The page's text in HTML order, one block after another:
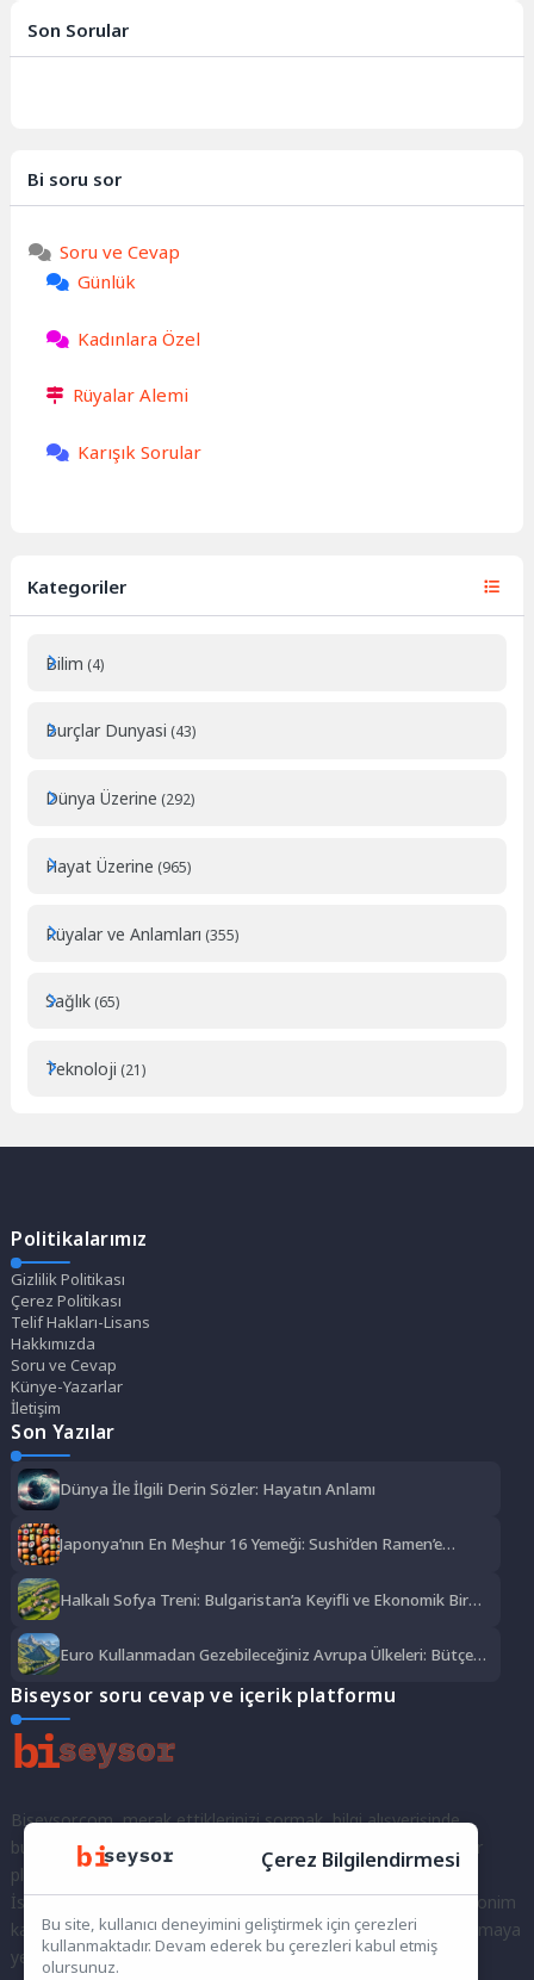
emzirmek,...
Son Sorular
Bi soru sor
Soru ve Cevap
Günlük
Kadınlara Özel
Rüyalar Alemi
Karışık Sorular
Kategoriler
Bilim (4)
Burçlar Dunyasi (43)
Dünya Üzerine (292)
Hayat Üzerine (965)
Rüyalar ve Anlamları (355)
Sağlık (65)
Teknoloji (21)
Politikalarımız
Gizlilik Politikası
Çerez Politikası
Telif Hakları-Lisans
Hakkımızda
Soru ve Cevap
Künye-Yazarlar
İletişim
Son Yazılar
Dünya İle İlgili Derin Sözler: Hayatın Anlamı
Japonya’nın En Meşhur 16 Yemeği: Sushi’den Ramen’e
Halkalı Sofya Treni: Bulgaristan’a Keyifli ve Ekonomik Bir
Euro Kullanmadan Gezebileceğiniz Avrupa Ülkeleri: Bütçe
Biseysor soru cevap ve içerik platformu
Biseysor.com, merak ettiklerinizi sormak, bilgi alışverişinde
bulunmak ve fikirlerinizi paylaşmak için bir araya geldiğimiz bir
platformdur.
İster kayıtlı bir kullanıcı olarak topluluğumuza katılın, ister anonim
kalarak sorularınızı yöneltin; burada her türlü soruya ve tartışmaya
yer var. Bilgiyi keşfetmek ve paylaşmak için bize katılın!
Çerez Bilgilendirmesi
Bu site, kullanıcı deneyimini geliştirmek için çerezleri
kullanmaktadır. Devam ederek bu çerezleri kabul etmiş
olursunuz.